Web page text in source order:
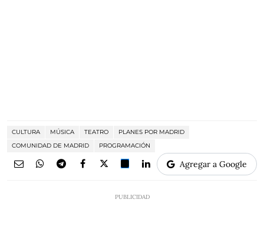
CULTURA MÚSICA TEATRO
PLANES POR MADRID
COMUNIDAD DE MADRID
PROGRAMACIÓN
Agregar a Google